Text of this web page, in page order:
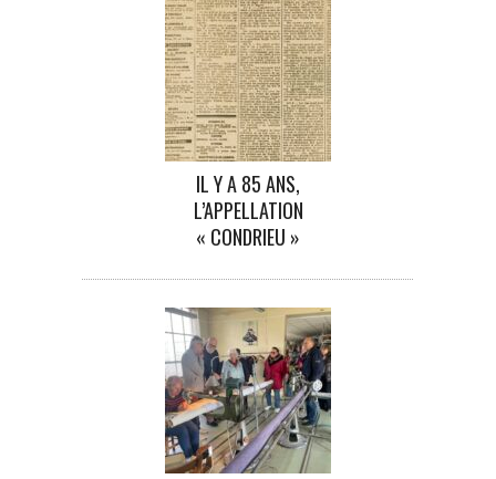
IL Y A 85 ANS,
L’APPELLATION
« CONDRIEU »